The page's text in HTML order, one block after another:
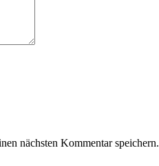
nächsten Kommentar speichern.